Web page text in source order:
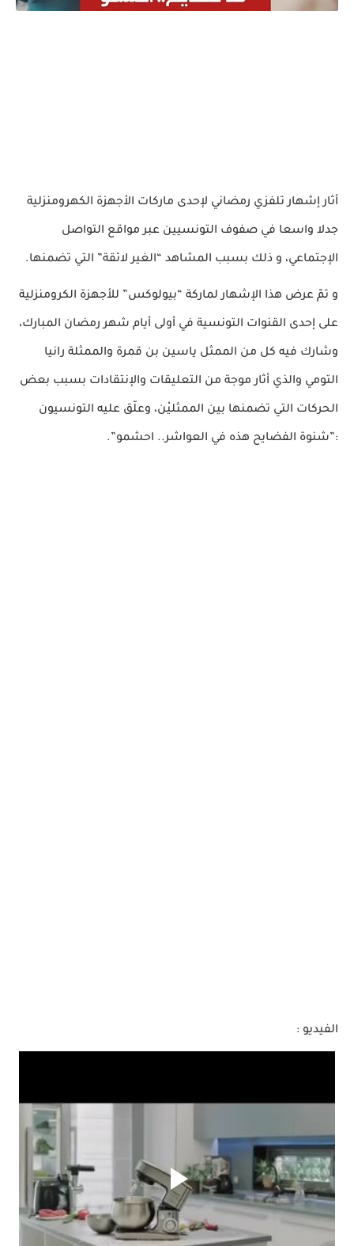
أثار إشهار تلفزي رمضاني لإحدى ماركات الأجهزة الكهرومنزلية
جدلا واسعا في صفوف التونسيين عبر مواقع التواصل
الإجتماعي، و ذلك بسبب المشاهد “الغير لائقة” التي تضمنها.
و تمّ عرض هذا الإشهار لماركة “بيولوكس” للأجهزة الكرومنزلية
على إحدى القنوات التونسية في أولى أيام شهر رمضان المبارك،
وشارك فيه كل من الممثل ياسين بن قمرة والممثلة رانيا
التومي والذي أثار موجة من التعليقات والإنتقادات بسبب بعض
الحركات التي تضمنها بين الممثليْن، وعلّق عليه التونسيون
:”شنوة الفضايح هذه في العواشر.. احشمو”.
الفيديو :